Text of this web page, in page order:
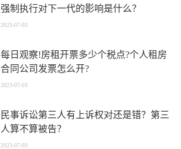
强制执行对下一代的影响是什么？
2023-07-03
每日观察!房租开票多少个税点?个人租房
合同公司发票怎么开?
2023-07-03
民事诉讼第三人有上诉权对还是错？第三
人算不算被告？
2023-07-03